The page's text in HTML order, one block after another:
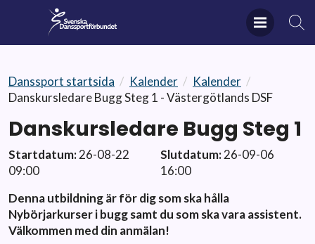
Danssport startsida / Kalender / Kalender /
Danskursledare Bugg Steg 1 - Västergötlands DSF
Danskursledare Bugg Steg 1
Startdatum:26-08-22
09:00
Slutdatum:26-09-06
16:00
Denna utbildning är för dig som ska hålla
Nybörjarkurser i bugg samt du som ska vara assistent.
Välkommen med din anmälan!